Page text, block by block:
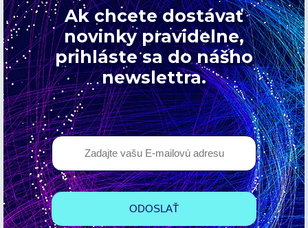
Ak chcete dostávať
novinky pravidelne,
prihláste sa do nášho
newslettra.